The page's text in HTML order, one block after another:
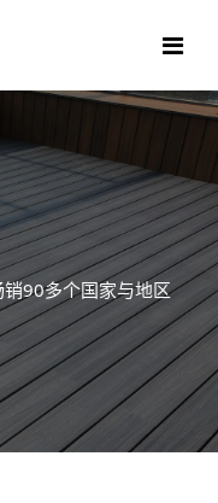
90多个国家与地区